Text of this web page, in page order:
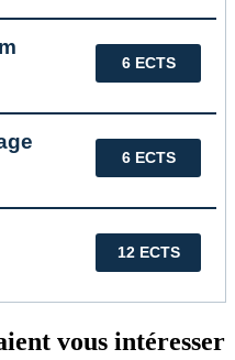
6 ECTS
6 ECTS
12 ECTS
vous intéresser